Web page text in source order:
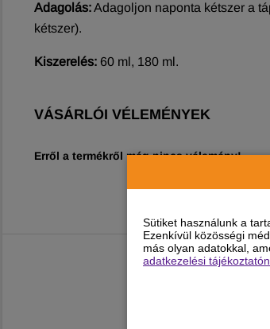
Sütiket használunk a
Ezenkívül közösségi
más olyan adatokkal,
adatkezelési
Adagolás:Adagoljon naponta kétszer a
kétszer).
Kiszerelés: 60 ml, 180 ml.
VÁSÁRLÓI VÉLEMÉNYEK
Erről a termékről még nincs vélemény!